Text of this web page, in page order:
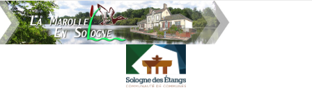
Passer
vers
le